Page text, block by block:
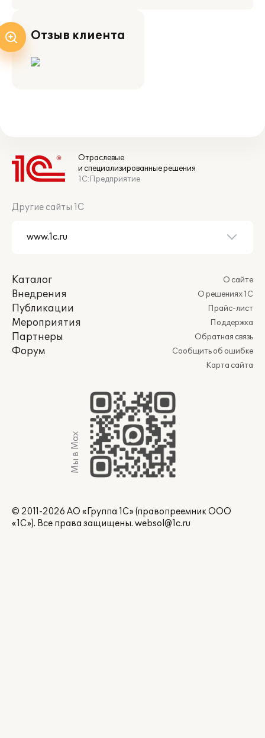
Отзыв клиента
Отраслевые
и специализированные решения
1С:Предприятие
Другие сайты 1С
Каталог
Внедрения
Публикации
Мероприятия
Партнеры
Форум
О сайте
О решениях 1С
Прайс-лист
Поддержка
Обратная связь
Сообщить об ошибке
Карта сайта
Мы в Max
© 2011-2026 АО «Группа 1С» (правопреемник ООО
«1С»). Все права защищены. websol@1c.ru